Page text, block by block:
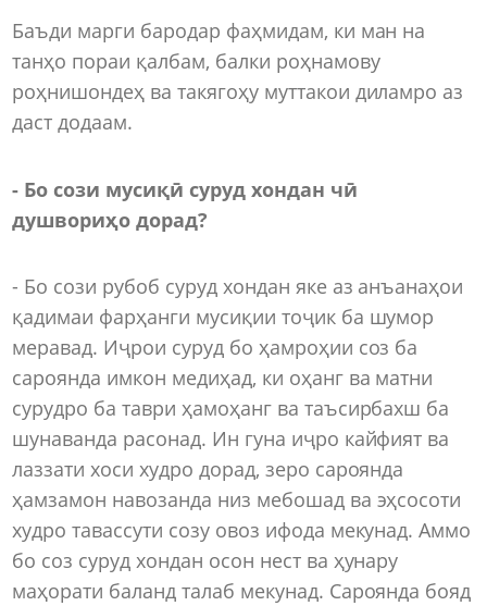
Баъди марги бародар фаҳмидам, ки ман на
танҳо пораи қалбам, балки роҳнамову
роҳнишондеҳ ва такягоҳу муттакои диламро аз
даст додаам.
- Бо сози мусиқӣ суруд хондан чӣ
душвориҳо дорад?
- Бо сози рубоб суруд хондан яке аз анъанаҳои
қадимаи фарҳанги мусиқии тоҷик ба шумор
меравад. Иҷрои суруд бо ҳамроҳии соз ба
сароянда имкон медиҳад, ки оҳанг ва матни
сурудро ба таври ҳамоҳанг ва таъсирбахш ба
шунаванда расонад. Ин гуна иҷро кайфият ва
лаззати хоси худро дорад, зеро сароянда
ҳамзамон навозанда низ мебошад ва эҳсосоти
худро тавассути созу овоз ифода мекунад. Аммо
бо соз суруд хондан осон нест ва ҳунару
маҳорати баланд талаб мекунад. Сароянда бояд